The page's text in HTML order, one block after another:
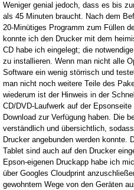
Weniger genial jedoch, dass es bis
als 45 Minuten braucht. Nach dem
20-Minütiges Programm zum Füllen
konnte ich den Drucker mit dem
CD habe ich eingelegt; die
zu installieren. Wenn man nicht alle
Software ein wenig störrisch und
man nicht noch weitere Teile des
wiederum ist der Hinweis in der
CD/DVD-Laufwerk auf der
Download zur Verfügung haben. Die
verständlich und übersichtlich,
Drucker angebunden werden konnte.
Tablet sind auch auf den Drucker
Epson-eigenen Druckapp habe ich
über Googles Cloudprint
gewohntem Wege von den Geräten